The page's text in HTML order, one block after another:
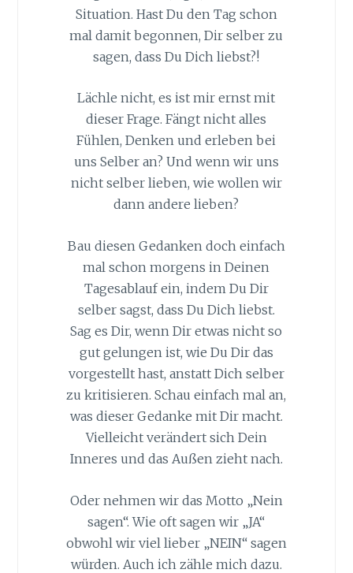
Situation. Hast Du den Tag schon
mal damit begonnen, Dir selber zu
sagen, dass Du Dich liebst?!
Lächle nicht, es ist mir ernst mit
dieser Frage. Fängt nicht alles
Fühlen, Denken und erleben bei
uns Selber an? Und wenn wir uns
nicht selber lieben, wie wollen wir
dann andere lieben?
Bau diesen Gedanken doch einfach
mal schon morgens in Deinen
Tagesablauf ein, indem Du Dir
selber sagst, dass Du Dich liebst.
Sag es Dir, wenn Dir etwas nicht so
gut gelungen ist, wie Du Dir das
vorgestellt hast, anstatt Dich selber
zu kritisieren. Schau einfach mal an,
was dieser Gedanke mit Dir macht.
Vielleicht verändert sich Dein
Inneres und das Außen zieht nach.
Oder nehmen wir das Motto „Nein
sagen“. Wie oft sagen wir „JA“
obwohl wir viel lieber „NEIN“ sagen
würden. Auch ich zähle mich dazu.